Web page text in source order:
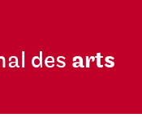
des arts